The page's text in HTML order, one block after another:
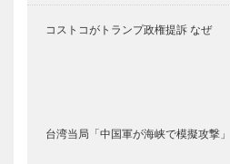
コストコがトランプ政権提訴 なぜ
台湾当局「中国軍が海峡で模擬攻撃